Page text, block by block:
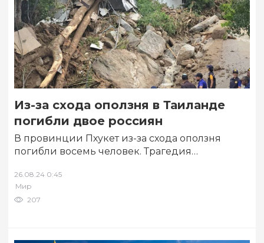
Из-за схода оползня в Таиланде
погибли двое россиян
В провинции Пхукет из-за схода оползня
погибли восемь человек. Трагедия
туристических районов — в…
26.08.24 0:45
Мир
207